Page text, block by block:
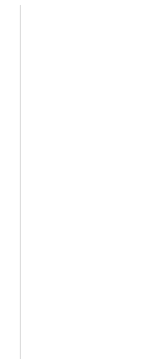
Auto
Auto
accesorios del interior